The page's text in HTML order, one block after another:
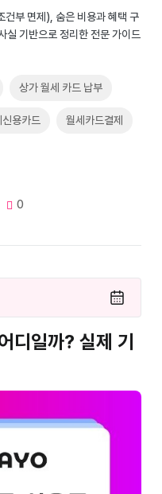
건부 면제), 숨은 비용과 혜택 구
실 기반으로 정리한 전문 가이드
상가 월세 카드 납부
용카드 월세카드결제
0
디일까? 실제 기